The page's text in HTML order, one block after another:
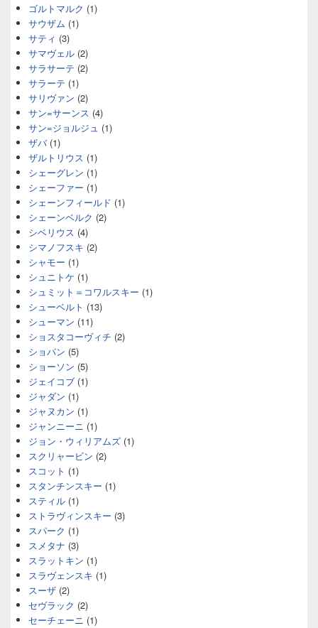
ゴルトマルク (1)
サウザム (1)
サティ (3)
サマヴェル (2)
サラサーテ (2)
サラーテ (1)
サリヴァン (2)
サン=サーンス (4)
サン=ジョルジュ (1)
ザバ(1)
ザルトリウス (1)
シェーグレン (1)
シェーファー (1)
シェーンフィールド (1)
シェーンベルク (2)
シベリウス (4)
シマノフスキ (2)
シャモー (1)
シュニトケ (1)
シュミット＝コワルスキー (1)
シューベルト (13)
シューマン (11)
ショスタコーヴィチ (2)
ショパン (5)
ショーソン (5)
ジェイコブ (1)
ジャダン (1)
ジャヌカン (1)
ジャンニーニ (1)
ジョン・ウィリアムズ (1)
スクリャービン (2)
スコット (1)
スタンチンスキー (1)
スティル (1)
ストラヴィンスキー (3)
スパーク (1)
スメタナ (3)
スラットキン (1)
スラヴェンスキ (1)
スーザ (2)
セヴラック (2)
セーチェーニ (1)